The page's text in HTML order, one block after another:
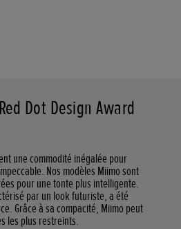
Dot Design Award
une commodité inégalée pour
Nos modèles Miimo sont
pour une tonte plus intelligente.
par un look futuriste, a été
Grâce à sa compacité, Miimo peut
les plus restreints.